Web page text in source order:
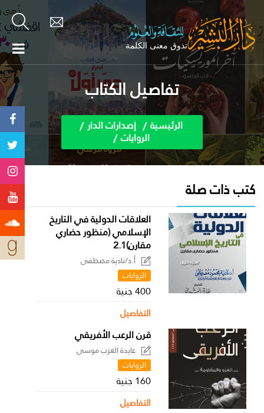
تفاصيل الكتاب
الرئيسية إصدارات الدار
الروايات
كتب ذات صلة
العلاقات الدولية في التاريخ
الإسلامي (منظور حضاري
مقارن)2.1
أ.د/نادية مصطفى
الروايات
400 جنية
التفاصيل
قرن الرعب الأفريقي
عايدة العزب موسى
الروايات
160 جنية
التفاصيل